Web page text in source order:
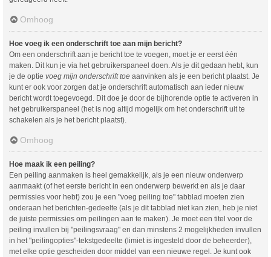
Omhoog
Hoe voeg ik een onderschrift toe aan mijn bericht?
Om een onderschrift aan je bericht toe te voegen, moet je er eerst één
maken. Dit kun je via het gebruikerspaneel doen. Als je dit gedaan hebt, kun
je de optie voeg mijn onderschrift toe aanvinken als je een bericht plaatst. Je
kunt er ook voor zorgen dat je onderschrift automatisch aan ieder nieuw
bericht wordt toegevoegd. Dit doe je door de bijhorende optie te activeren in
het gebruikerspaneel (het is nog altijd mogelijk om het onderschrift uit te
schakelen als je het bericht plaatst).
Omhoog
Hoe maak ik een peiling?
Een peiling aanmaken is heel gemakkelijk, als je een nieuw onderwerp
aanmaakt (of het eerste bericht in een onderwerp bewerkt en als je daar
permissies voor hebt) zou je een "voeg peiling toe" tabblad moeten zien
onderaan het berichten-gedeelte (als je dit tabblad niet kan zien, heb je niet
de juiste permissies om peilingen aan te maken). Je moet een titel voor de
peiling invullen bij "peilingsvraag" en dan minstens 2 mogelijkheden invullen
in het "peilingopties"-tekstgedeelte (limiet is ingesteld door de beheerder),
met elke optie gescheiden door middel van een nieuwe regel. Je kunt ook